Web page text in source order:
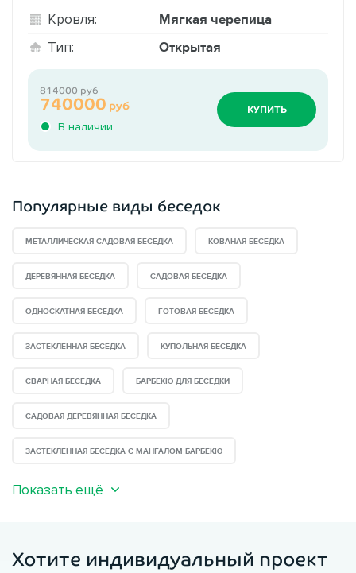
Кровля: Мягкая черепица
Тип: Открытая
В наличии
740000 руб
814000 руб
КУПИТЬ
Популярные виды беседок
МЕТАЛЛИЧЕСКАЯ САДОВАЯ БЕСЕДКА КОВАНАЯ БЕСЕДКА
ДЕРЕВЯННАЯ БЕСЕДКА САДОВАЯ БЕСЕДКА
ОДНОСКАТНАЯ БЕСЕДКА ГОТОВАЯ БЕСЕДКА
ЗАСТЕКЛЕННАЯ БЕСЕДКА КУПОЛЬНАЯ БЕСЕДКА
СВАРНАЯ БЕСЕДКА БАРБЕКЮ ДЛЯ БЕСЕДКИ
САДОВАЯ ДЕРЕВЯННАЯ БЕСЕДКА
ЗАСТЕКЛЕННАЯ БЕСЕДКА С МАНГАЛОМ БАРБЕКЮ
Показать ещё
Хотите индивидуальный проект